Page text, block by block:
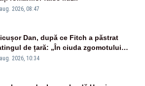
2026, 08:47
Dan, după ce Fitch a păstrat
de țară: „În ciuda zgomotului
România funcționează”
2026, 10:34